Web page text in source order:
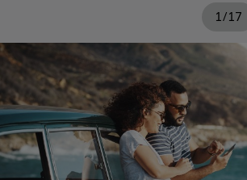
1/17